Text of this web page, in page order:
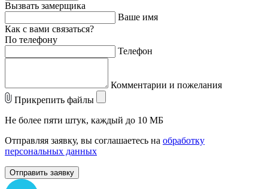
Вызвать замерщика
Ваше имя
Как с вами связаться?
По телефону
Телефон
Комментарии и пожелания
Прикрепить файлы
Не более пяти штук, каждый до 10 МБ
Отправляя заявку, вы соглашаетесь на обработку
персональных данных
Отправить заявку